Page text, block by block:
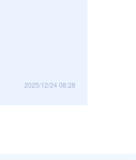
2025/12/24 08:28